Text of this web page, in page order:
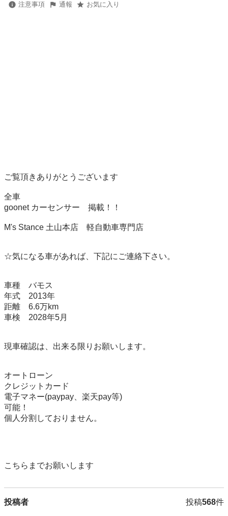
注意事項 通報 お気に入り
ご覧頂きありがとうございます
全車
goonet カーセンサー　掲載！！
M's Stance 土山本店　軽自動車専門店
☆気になる車があれば、下記にご連絡下さい。
車種	バモス
年式	2013年
距離	6.6万km
車検	2028年5月
現車確認は、出来る限りお願いします。
オートローン
クレジットカード
電子マネー(paypay、楽天pay等)
可能！
個人分割しておりません。
投稿者 投稿568件